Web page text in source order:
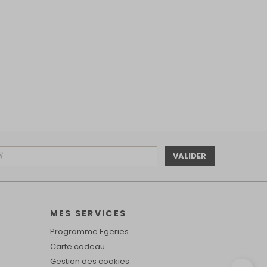
VALIDER
MES SERVICES
Programme Egeries
Carte cadeau
Gestion des cookies